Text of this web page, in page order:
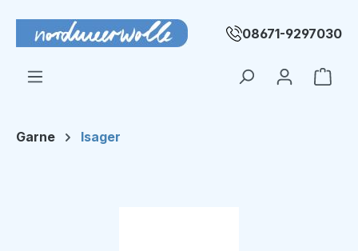
Zum Hauptinhalt springen
08671-9297030
Garne Isager